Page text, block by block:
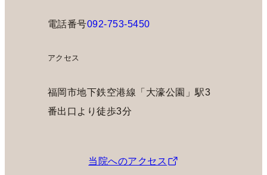
電話番号092-753-5450
アクセス
福岡市地下鉄空港線「大濠公園」駅3
番出口より徒歩3分
当院へのアクセス